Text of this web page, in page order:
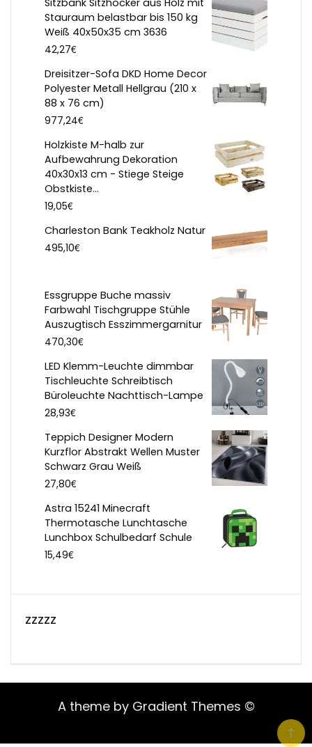
Sitzbank Sitzhocker aus Holz mit
Stauraum belastbar bis 150 kg
Weiß 40x50x35 cm 3636
42,27€
Dreisitzer-Sofa DKD Home Decor
Polyester Metall Hellgrau (210 x
88 x 76 cm)
977,24€
Holzkiste M-halb zur
Aufbewahrung Dekoration
40x30x13 cm - Stiege Steige
Obstkiste...
19,05€
Charleston Bank Teakholz Natur
495,10€
Essgruppe Buche massiv
Farbwahl Tischgruppe Stühle
Auszugtisch Esszimmergarnitur
470,30€
LED Klemm-Leuchte dimmbar
Tischleuchte Schreibtisch
Büroleuchte Nachttisch-Lampe
28,93€
Teppich Designer Modern
Kurzflor Abstrakt Wellen Muster
Schwarz Grau Weiß
27,80€
Astra 15241 Minecraft
Thermotasche Lunchtasche
Lunchbox Schulbedarf Schule
15,49€
zzzzz
A theme by Gradient Themes ©